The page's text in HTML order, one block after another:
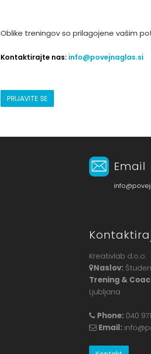
Oblike treningov so prilagojene vašim
Kontaktirajte nas: info@povejnaglas.si
PRIJAVITE SE
Email
Kreativlab d.o.o.
Naslov:
Trening &
Ljubljana
Phone: 040
Email: